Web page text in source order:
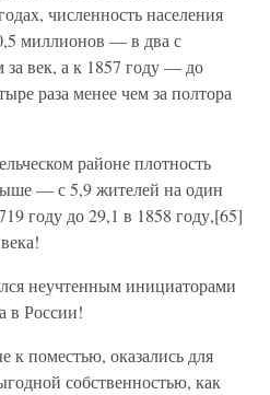
численность населения
миллионов — в два с
за век, а к 1857 году — до
раза менее чем за полтора
районе плотность
— с 5,9 жителей на один
году до 29,1 в 1858 году,[65]
неучтенным инициаторами
в России!
к поместью, оказались для
собственностью, как